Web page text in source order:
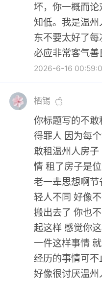
坏，你一概而
知低。我是温
东不要太好了
必应非常客气善
2026-6-16
栖锡
你标题写的不
得罪人 因为每
敢租温州人房
情 租了房子是
老一辈思想啊
轻人不同 好像
搬出去了 你也
起这样 感觉你
一件这样事情
经历的事情可
好像很讨厌温